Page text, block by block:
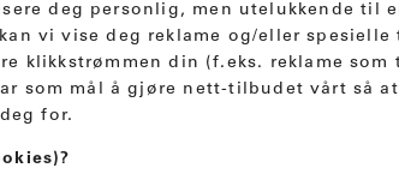
deg personlig, men utelukkende til
vi vise deg reklame og/eller spesielle
klikkstrømmen din (f.eks. reklame som
som mål å gjøre nett-tilbudet vårt så
for.